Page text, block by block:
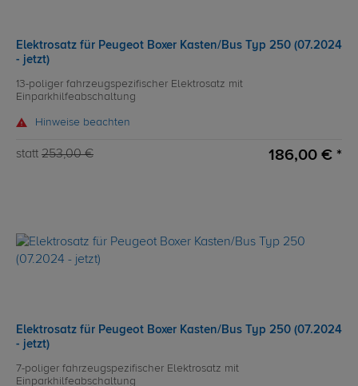
Elektrosatz für Peugeot Boxer Kasten/Bus Typ 250 (07.2024
- jetzt)
13-poliger fahrzeugspezifischer Elektrosatz mit
Einparkhilfeabschaltung
Hinweise beachten
statt 253,00 € 186,00 € *
Elektrosatz für Peugeot Boxer Kasten/Bus Typ 250 (07.2024
- jetzt)
7-poliger fahrzeugspezifischer Elektrosatz mit
Einparkhilfeabschaltung